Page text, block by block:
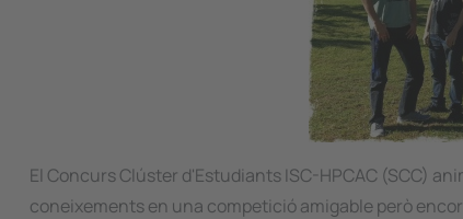
El Concurs Clúster d'Estudiants ISC-HPCAC (SCC)
coneixements en una competició amigable però